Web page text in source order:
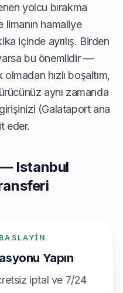
yolcu bırakma
limanın hamaliye
içinde ayrılış. Birden
bu önemlidir —
hızlı boşaltım,
aynı zamanda
(Galataport ana
eder.
— Istanbul
Yapın
iptal ve 7/24